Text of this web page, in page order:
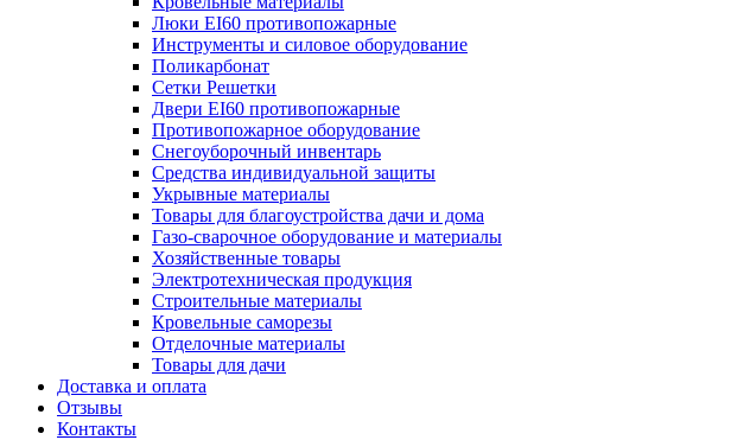
Люки EI60 противопожарные
Инструменты и силовое оборудование
Поликарбонат
Сетки Решетки
Двери EI60 противопожарные
Противопожарное оборудование
Снегоуборочный инвентарь
Средства индивидуальной защиты
Укрывные материалы
Товары для благоустройства дачи и дома
Газо-сварочное оборудование и материалы
Хозяйственные товары
Электротехническая продукция
Строительные материалы
Кровельные саморезы
Отделочные материалы
Товары для дачи
Доставка и оплата
Отзывы
Контакты